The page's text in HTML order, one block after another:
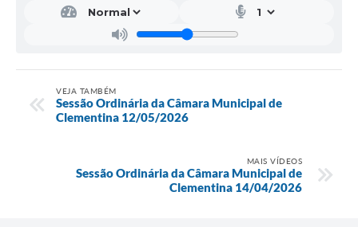
VEJA TAMBÉM
Sessão Ordinária da Câmara Municipal de
Clementina 12/05/2026
MAIS VÍDEOS
Sessão Ordinária da Câmara Municipal de
Clementina 14/04/2026